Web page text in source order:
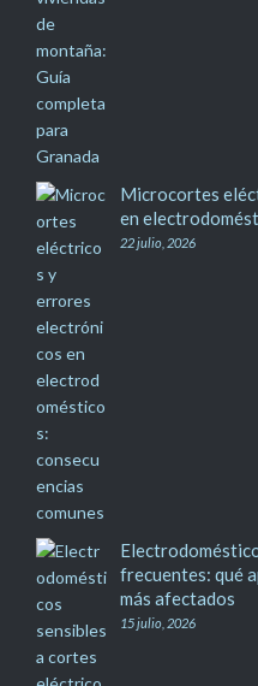
Microcortes
en
22 julio, 2026
frecuentes: qué
más afectados
15 julio, 2026